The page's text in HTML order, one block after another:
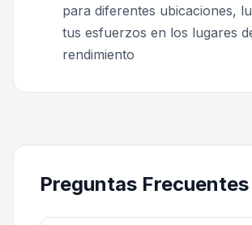
para diferentes ubicaciones,
tus esfuerzos en los lugares
rendimiento
Preguntas Frecuentes